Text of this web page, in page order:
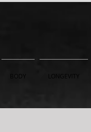
BODY LONGEVITY